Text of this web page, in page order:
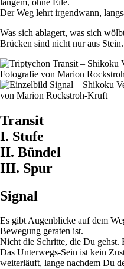
Der Weg lehrt irgendwann,
Was sich ablagert, was sich
Brücken sind nicht nur aus Stein.
Transit
I. Stufe
II. Bündel
III. Spur
Signal
Es gibt Augenblicke auf dem
Bewegung geraten ist.
Nicht die Schritte, die Du gehst.
Das Unterwegs-Sein ist kein
weiterläuft, lange nachdem Du